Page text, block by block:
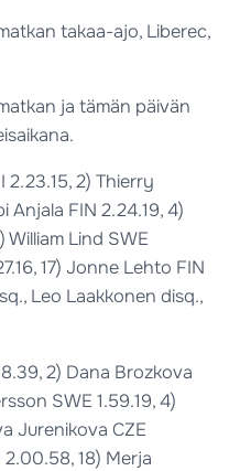
takaa-ajo, Liberec,
ja tämän päivän
2.23.15, 2) Thierry
Anjala FIN 2.24.19, 4)
Lind SWE
17) Jonne Lehto FIN
Leo Laakkonen disq.,
2) Dana Brozkova
SWE 1.59.19, 4)
Jurenikova CZE
18) Merja